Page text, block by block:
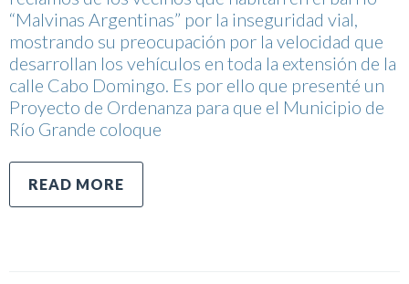
“Malvinas Argentinas” por la inseguridad vial,
mostrando su preocupación por la velocidad que
desarrollan los vehículos en toda la extensión de la
calle Cabo Domingo. Es por ello que presenté un
Proyecto de Ordenanza para que el Municipio de
Río Grande coloque
READ MORE